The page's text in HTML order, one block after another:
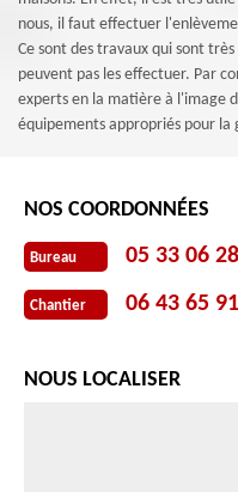
nous, il faut effectuer
Ce sont des travaux qui sont
peuvent pas les effectuer. Par
experts en la matière à l'image
équipements appropriés pour
NOS COORDONNÉES
Bureau 05 33 06
Chantier 06 43 65
NOUS LOCALISER